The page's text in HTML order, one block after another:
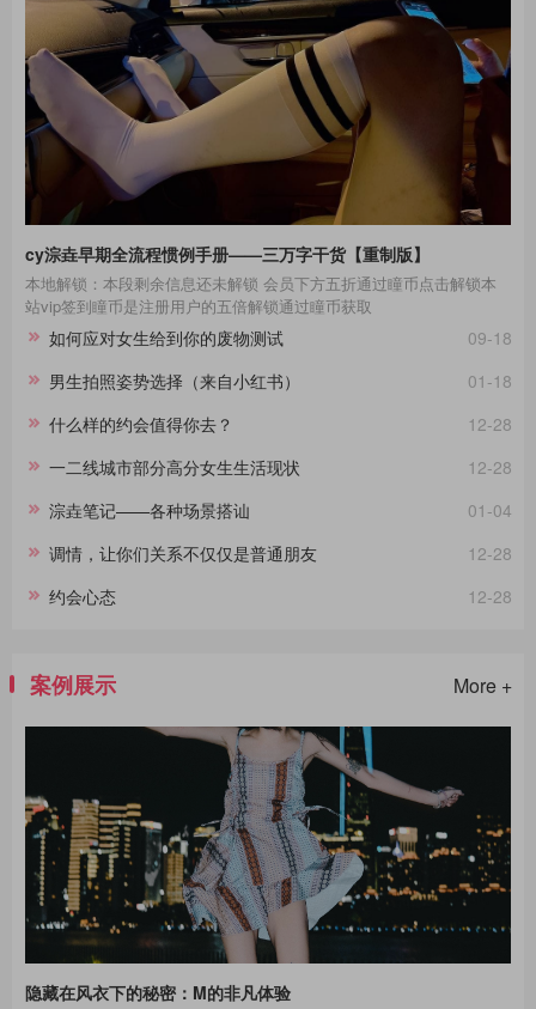
cy淙垚早期全流程惯例手册——三万字干货【重制版】
本地解锁：本段剩余信息还未解锁 会员下方五折通过瞳币点击解锁本
站vip签到瞳币是注册用户的五倍解锁通过瞳币获取
09-18
如何应对女生给到你的废物测试
01-18
男生拍照姿势选择（来自小红书）
12-28
什么样的约会值得你去？
12-28
一二线城市部分高分女生生活现状
01-04
淙垚笔记——各种场景搭讪
12-28
调情，让你们关系不仅仅是普通朋友
12-28
约会心态
案例展示 More +
隐藏在风衣下的秘密：M的非凡体验